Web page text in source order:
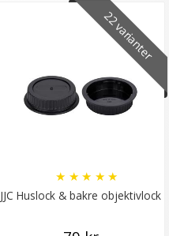
22 varianter
JJC Huslock & bakre objektivlock
★ ★ ★ ★ ★